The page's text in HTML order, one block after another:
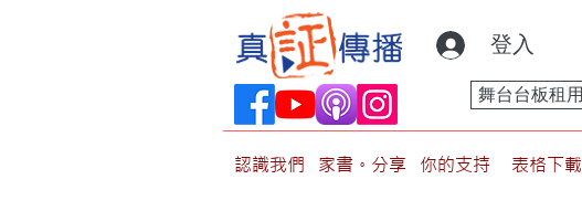
登入
舞台台板租
認識我們 家書。分享 你的支持 表格下載